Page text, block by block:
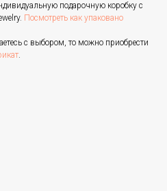
подарочную коробку с
Посмотреть как упаковано
с выбором, то можно приобрести
.